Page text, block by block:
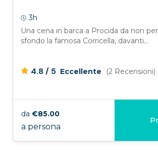
3h
Una cena in barca a Procida da non
sfondo la famosa Corricella, davanti...
4.8 / 5 Eccellente (2 Recensioni)
da €85.00
a persona